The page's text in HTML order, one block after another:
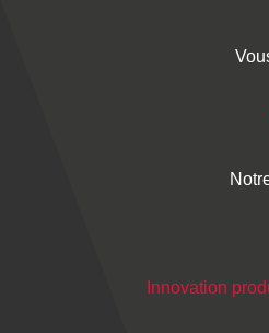
Innovation